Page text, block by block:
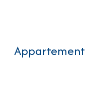
Appartement 2 pièce(s) 1 chambre(s)